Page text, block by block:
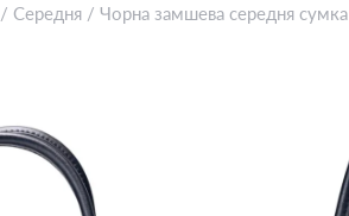
/ Середня / Чорна замшева середня сумка